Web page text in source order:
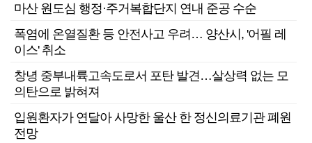
마산 원도심 행정·주거복합단지 연내 준공 수순
폭염에 온열질환 등 안전사고 우려… 양산시, '어필 레
이스' 취소
창녕 중부내륙고속도로서 포탄 발견…살상력 없는 모
의탄으로 밝혀져
입원환자가 연달아 사망한 울산 한 정신의료기관 폐원
전망